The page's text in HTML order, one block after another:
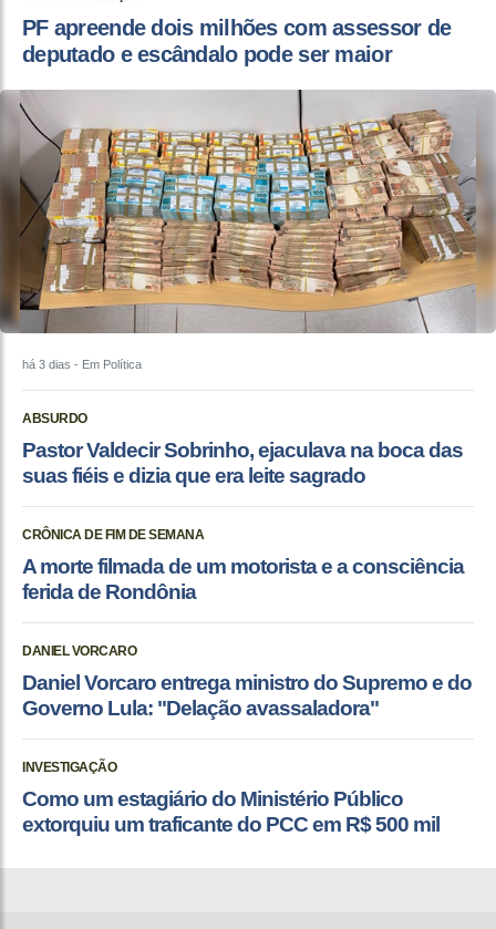
PF apreende dois milhões com assessor de
deputado e escândalo pode ser maior
há 3 dias - Em Política
ABSURDO
Pastor Valdecir Sobrinho, ejaculava na boca das
suas fiéis e dizia que era leite sagrado
CRÔNICA DE FIM DE SEMANA
A morte filmada de um motorista e a consciência
ferida de Rondônia
DANIEL VORCARO
Daniel Vorcaro entrega ministro do Supremo e do
Governo Lula: "Delação avassaladora"
INVESTIGAÇÃO
Como um estagiário do Ministério Público
extorquiu um traficante do PCC em R$ 500 mil